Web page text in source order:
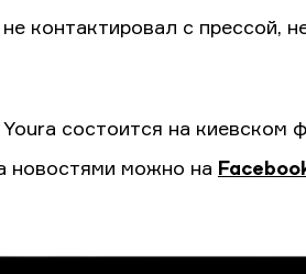
контактировал с прессой,
состоится на киевском
новостями можно на